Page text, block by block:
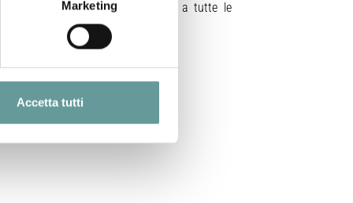
Marketing
Accetta tutti
arriva contemporaneamente a tutte le